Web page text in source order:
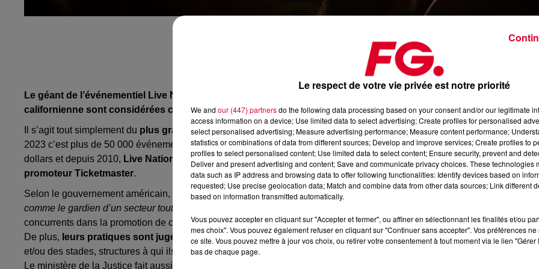
Unsplash : Esthere
Le géant de l’événementiel Live Nation est attaqué en justice aux Etats-Unis. Les pratiques de l’entreprise
californienne sont considérées comme anti-concurrentielles, sa filiale Ticketmaster est notamment visée.
Il s’agit tout simplement du plus grand acteur du spectacle vivant dans le monde. En quelques chiffres, juste sur
2023 c’est plus de 50 000 événements et plus de 145 millions de spectateurs pour un chiffre d’affaires de 22.7 milliards
dollars et depuis 2010, Live Nation est devenu officiellement Live Nation Entertainment en fusionnant avec le
promoteur Ticketmaster.
Selon le gouvernement américain, Live Nation cherche à «cimenter sa domination du marché des concerts et se comporte
comme le gardien d’un secteur tout entier
concurrents dans la promotion de concerts.
De plus, leurs pratiques sont jugées anti-concurrentielles, ils ont par exemple des contrats d’exclusivité avec des
et/ou des stades, structures à qui ils imposent l’utilisation de Ticketmaster pour la billetterie.
Le ministère de la Justice fait aussi mention de l’obligation des artistes à utiliser les services de promotion lorsqu’ils se
Le respect de votre vie privée est notre priorité
We and our (447) partnersdo the following data processing based on your consent and/or our legitimate
access information on a device; Use limited data to select advertising; Create profiles for personalised
select personalised advertising; Measure advertising performance; Measure content performance;
statistics or combinations of data from different sources; Develop and improve services; Create profiles to
profiles to select personalised content; Use limited data to select content; Ensure security, prevent and
Deliver and present advertising and content; Save and communicate privacy choices. These technologies
data such as IP address and browsing data to offer following functionalities: Identify devices based on
requested; Use precise geolocation data; Match and combine data from other data sources; Link different
based on information transmitted automatically.
Vous pouvez accepter en cliquant sur "Accepter et fermer", ou affiner en sélectionnant les finalités et/ou
mes choix". Vous pouvez également refuser en cliquant sur "Continuer sans accepter". Vos préférences
ce site. Vous pouvez mettre à jour vos choix, ou retirer votre consentement à tout moment via le lien
bas de chaque page.